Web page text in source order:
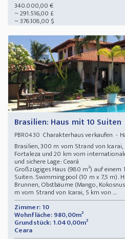
340.000,00 €
~ 291.516,00 £
~ 376.108,00 $
Brasilien: Haus mit 10 Suiten
PBR0430 Charakterhaus verkaufen -
Brasilien, 300 m vom Strand von
Fortaleza und 20 km vom
und sichere Lage: Ceará
Großzügiges Haus (980 m²) auf einem
Suiten. Swimmingpool (10 m x 7,5 m).
Brunnen, Obstbäume (Mango,
m vom Strand von Icarai, 5 km von ...
Zimmer: 10
Wohnfläche: 980,00m²
Grundstück: 1.040,00m²
Ceara